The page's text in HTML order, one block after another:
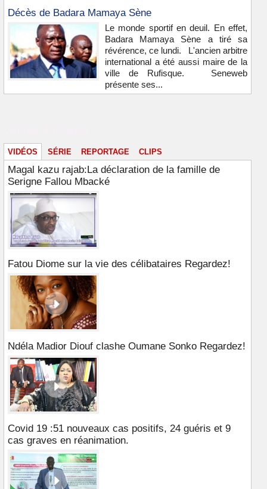
Décès de Badara Mamaya Sène
Le monde sportif en deuil. En effet,
Badara Mamaya Sène a tiré sa
révérence, ce lundi. L'ancien arbitre
international a été aussi maire de la
ville de Rufisque. Seneweb
présente ses...
VIDÉOS SÉRIE REPORTAGE CLIPS
Magal kazu rajab:La déclaration de la famille de
Serigne Fallou Mbacké
Fatou Diome sur la vie des célibataires Regardez!
Ndéla Madior Diouf clashe Oumane Sonko Regardez!
Covid 19 :51 nouveaux cas positifs, 24 guéris et 9
cas graves en réanimation.